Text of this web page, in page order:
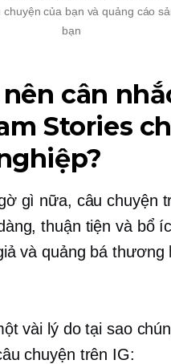
của bạn và quảng cáo
bạn
cân
Stories
gì nữa, câu chuyện
thuận tiện và bổ
và quảng bá thương
vài lý do tại sao
chuyện trên IG: